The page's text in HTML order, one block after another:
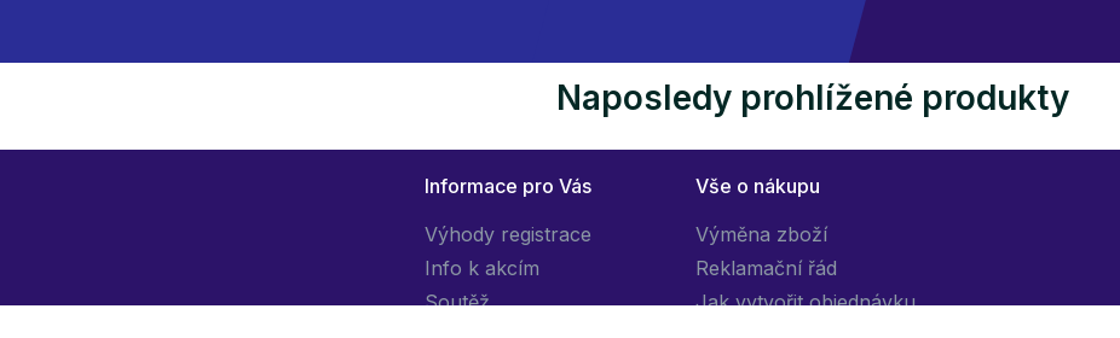
Naposledy prohlížené produkty
Informace pro Vás
Výhody registrace
Info k akcím
Soutěž
Vše o nákupu
Výměna zboží
Reklamační řád
Jak vytvořit objednávku